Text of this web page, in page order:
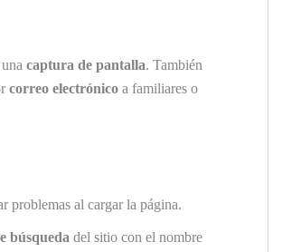
captura de pantalla. También
correo electrónico a familiares o
problemas al cargar la página.
búsqueda del sitio con el nombre